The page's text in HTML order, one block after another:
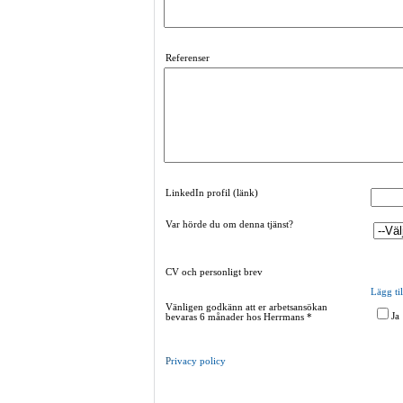
Referenser
LinkedIn profil (länk)
Var hörde du om denna tjänst?
CV och personligt brev
Lägg
Vänligen godkänn att er arbetsansökan
bevaras 6 månader hos Herrmans * Ja
Privacy policy